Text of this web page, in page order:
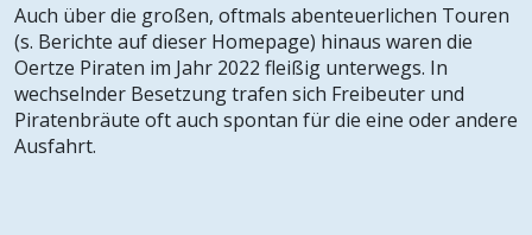
Auch über die großen, oftmals abenteuerlichen Touren
(s. Berichte auf dieser Homepage) hinaus waren die
Oertze Piraten im Jahr 2022 fleißig unterwegs. In
wechselnder Besetzung trafen sich Freibeuter und
Piratenbräute oft auch spontan für die eine oder andere
Ausfahrt.